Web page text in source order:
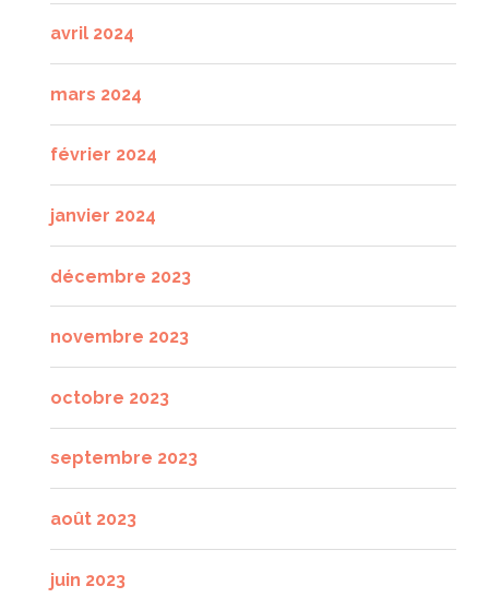
avril 2024
mars 2024
février 2024
janvier 2024
décembre 2023
novembre 2023
octobre 2023
septembre 2023
août 2023
juin 2023